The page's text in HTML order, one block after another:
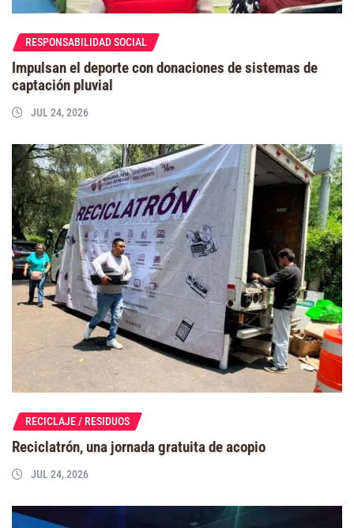
RESPONSABILIDAD SOCIAL
Impulsan el deporte con donaciones de sistemas de
captación pluvial
JUL 24, 2026
RECICLAJE / RESIDUOS
Reciclatrón, una jornada gratuita de acopio
JUL 24, 2026